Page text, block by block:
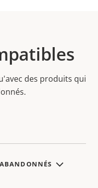
des produits qui